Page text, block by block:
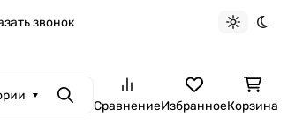
звонок
Светлая
ПоискСравнениеИзбранноеКорзина